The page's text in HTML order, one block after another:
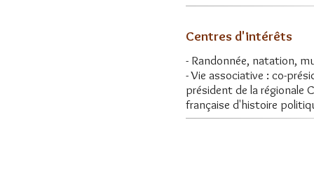
Centres d'intérêts
- Randonnée, natation,
- Vie associative : co-
président de la régionale
française d'histoire